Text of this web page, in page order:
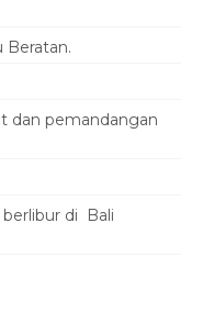
Beratan.
dan pemandangan
di Bali